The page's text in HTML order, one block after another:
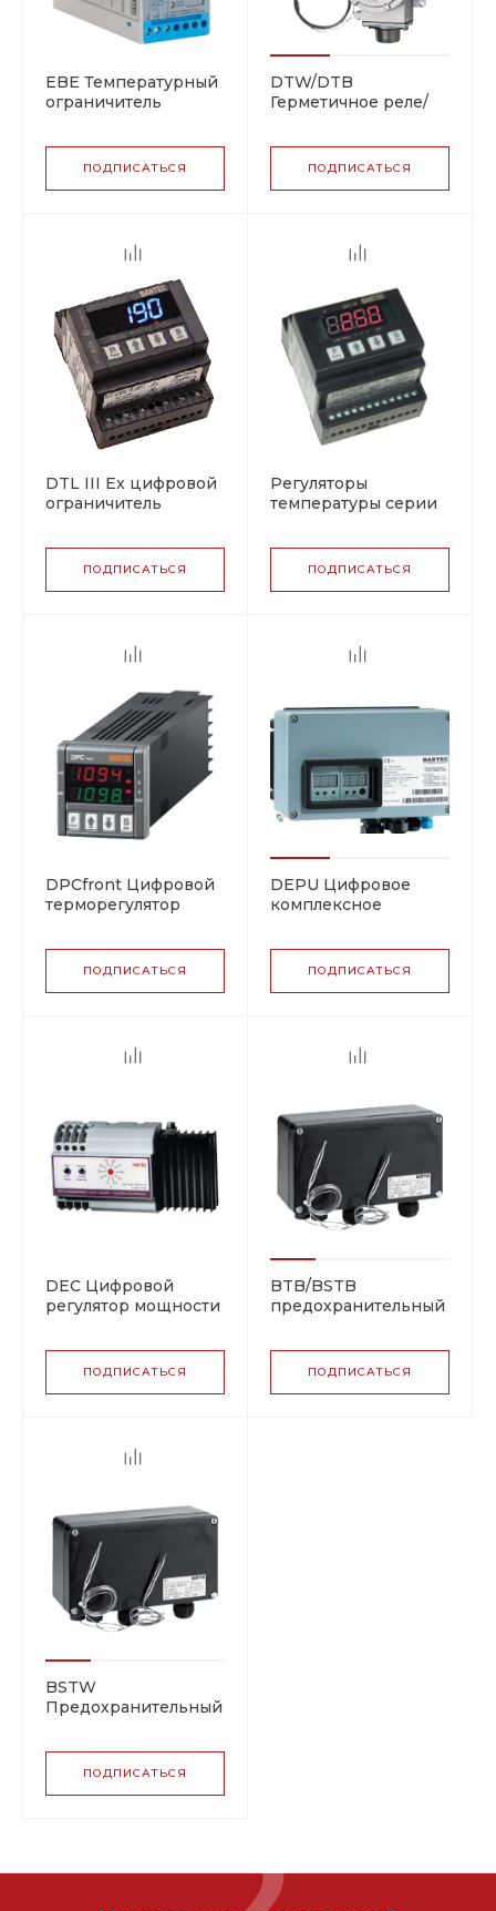
EBE Температурный
ограничитель
ПОДПИСАТЬСЯ
DTW/DTB
Герметичное реле/
температуры
ПОДПИСАТЬСЯ
DTL III Ex цифровой
ограничитель
ПОДПИСАТЬСЯ
Регуляторы
температуры серии
ПОДПИСАТЬСЯ
DPCfront Цифровой
терморегулятор
ПОДПИСАТЬСЯ
DEPU Цифровое
комплексное
ПОДПИСАТЬСЯ
DEC Цифровой
регулятор мощности
ПОДПИСАТЬСЯ
BTB/BSTB
предохранительный
ПОДПИСАТЬСЯ
BSTW
Предохранительный
ПОДПИСАТЬСЯ